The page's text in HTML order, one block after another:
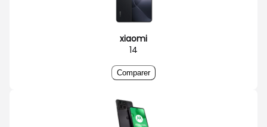
xiaomi
14
Comparer